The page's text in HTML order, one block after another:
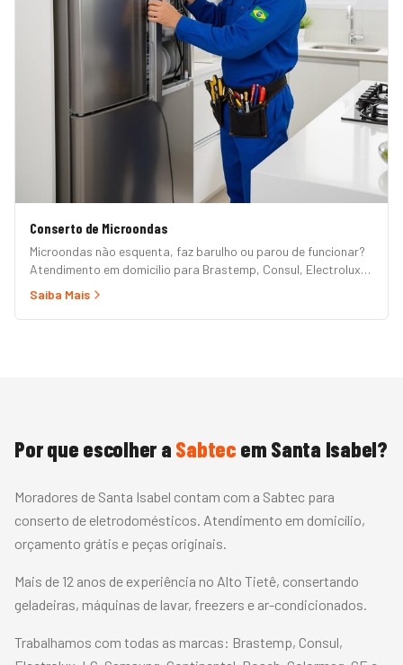
Conserto de Microondas
Microondas não esquenta, faz barulho ou parou de funcionar?
Atendimento em domicílio para Brastemp, Consul, Electrolux,
Panasonic, LG, Samsung, Midea, Philco e Mondial. Conserto
Saiba Mais
Por que escolher a Sabtec em Santa Isabel?
Moradores de Santa Isabel contam com a Sabtec para
conserto de eletrodomésticos. Atendimento em domicílio,
orçamento grátis e peças originais.
Mais de 12 anos de experiência no Alto Tietê, consertando
geladeiras, máquinas de lavar, freezers e ar-condicionados.
Trabalhamos com todas as marcas: Brastemp, Consul,